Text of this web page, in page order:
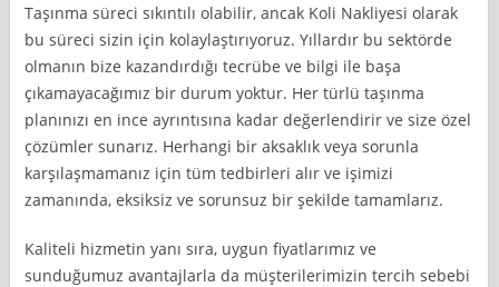
Taşınma süreci sıkıntılı olabilir, ancak Koli Nakliyesi olarak
bu süreci sizin için kolaylaştırıyoruz. Yıllardır bu sektörde
olmanın bize kazandırdığı tecrübe ve bilgi ile başa
çıkamayacağımız bir durum yoktur. Her türlü taşınma
planınızı en ince ayrıntısına kadar değerlendirir ve size özel
çözümler sunarız. Herhangi bir aksaklık veya sorunla
karşılaşmamanız için tüm tedbirleri alır ve işimizi
zamanında, eksiksiz ve sorunsuz bir şekilde tamamlarız.
Kaliteli hizmetin yanı sıra, uygun fiyatlarımız ve
sunduğumuz avantajlarla da müşterilerimizin tercih sebebi